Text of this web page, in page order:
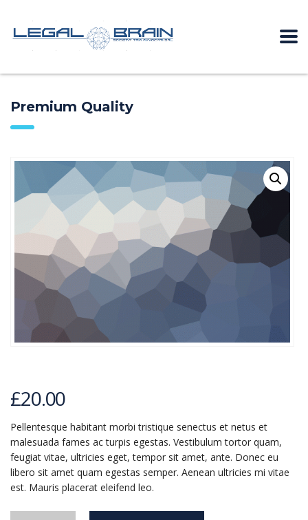
Premium Quality
£20.00
Pellentesque habitant morbi tristique senectus et netus et
malesuada fames ac turpis egestas. Vestibulum tortor quam,
feugiat vitae, ultricies eget, tempor sit amet, ante. Donec eu
libero sit amet quam egestas semper. Aenean ultricies mi vitae
est. Mauris placerat eleifend leo.